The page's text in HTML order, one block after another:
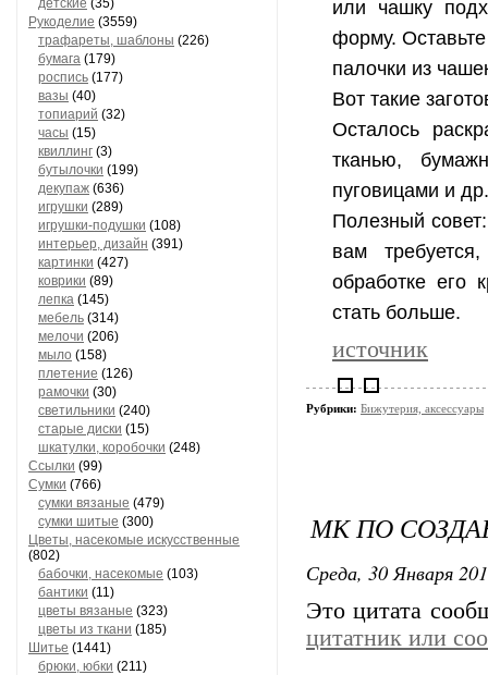
детские (35)
Рукоделие (3559)
трафареты, шаблоны (226)
бумага (179)
роспись (177)
вазы (40)
топиарий (32)
часы (15)
квиллинг (3)
бутылочки (199)
декупаж (636)
игрушки (289)
игрушки-подушки (108)
интерьер, дизайн (391)
картинки (427)
коврики (89)
лепка (145)
мебель (314)
мелочи (206)
мыло (158)
плетение (126)
рамочки (30)
светильники (240)
старые диски (15)
шкатулки, коробочки (248)
Ссылки (99)
Сумки (766)
сумки вязаные (479)
сумки шитые (300)
Цветы, насекомые искусственные
(802)
бабочки, насекомые (103)
бантики (11)
цветы вязаные (323)
цветы из ткани (185)
Шитье (1441)
брюки, юбки (211)
или чашку
форму.
палочки из
Вот такие
Осталось
тканью,
пуговицами и др.
Полезный
вам
обработке его
стать больше.
источник
Рубрики: Бижутерия, аксессуары
МК ПО
Среда, 30 Января
Это цитата
цитатник или